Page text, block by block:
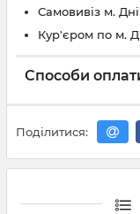
Самовивіз м.
Кур'єром по м.
Способи
Поділитися: